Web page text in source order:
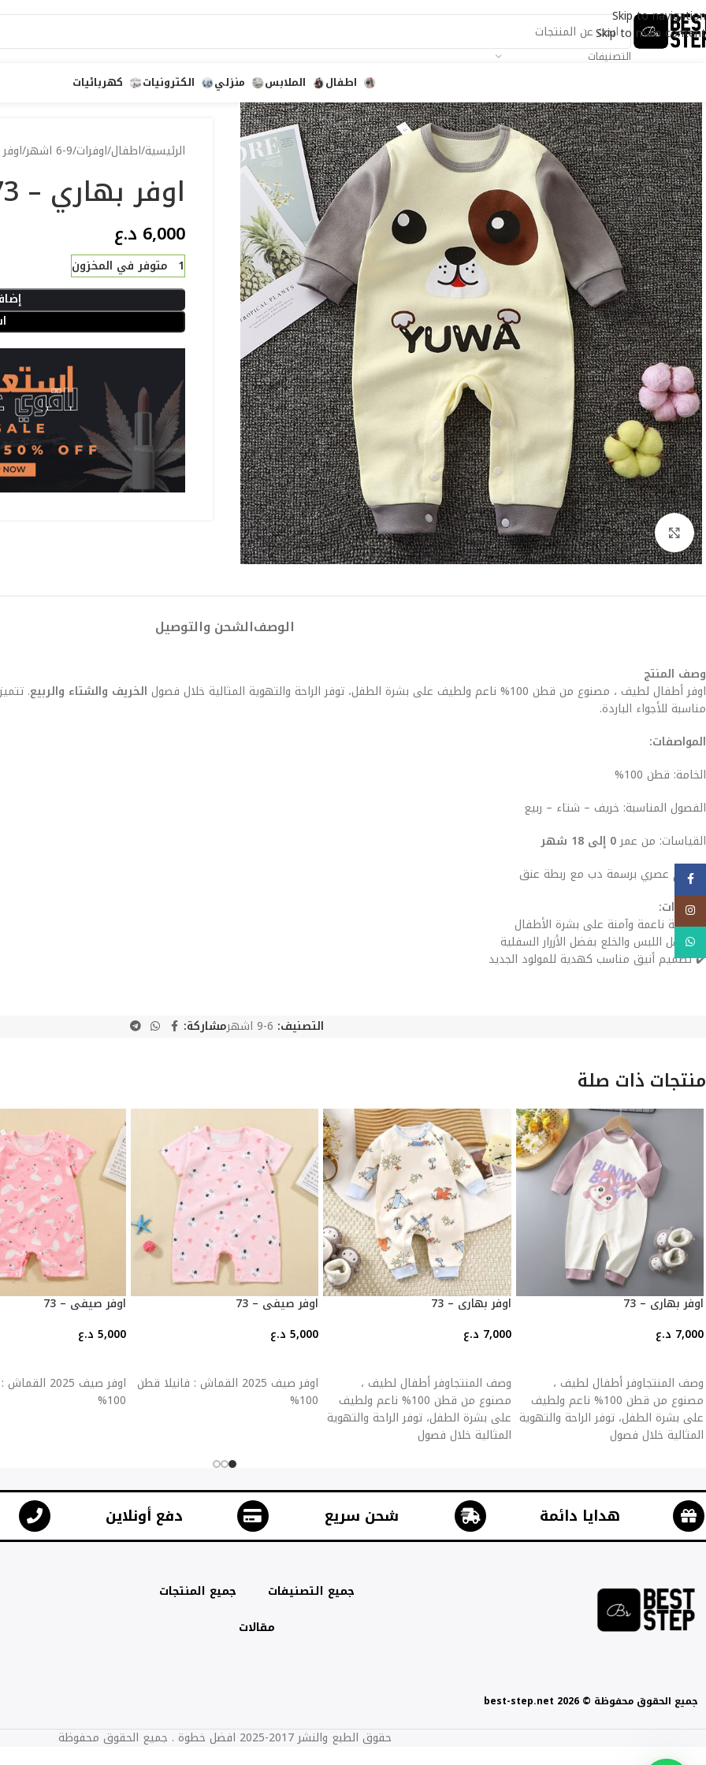
Skip to navigation
Skip to main content
التصنيفات
اطفال
الملابس منزلي الكترونيات كهربائيات
Click to enlarge
الرئيسية اطفالاوفرات 6-9 اشهر اوفر
اوفر بهاري – 73
6,000 د.ع
1 متوفر في المخزون
الوصفالشحن والتوصيل
وصف المنتج
اوفر أطفال لطيف ، مصنوع من قطن 100% ناعم ولطيف على بشرة الطفل، توفر الراحة والتهوية المثالية خلال فصول
الخريف والشتاء والربيع.
مناسبة للأجواء الباردة.
المواصفات:
الخامة: قطن 100%
الفصول المناسبة: خريف – شتاء – ربيع
القياسات: من عمر0 إلى 18 شهر
تصميم عصري برسمة دب مع ربطة عنق
المميزات:
✔️ خامة ناعمة وآمنة على بشرة الأطفال
✔️ سهل اللبس والخلع بفضل الأزرار السفلية
✔️ تصميم أنيق مناسب كهدية للمولود الجديد
التصنيف: 6-9 اشهر مشاركة:
منتجات ذات صلة
اوفر بهاري – 73
7,000 د.ع
وصف المنتجاوفر أطفال لطيف ،
مصنوع من قطن 100% ناعم ولطيف
على بشرة الطفل، توفر الراحة والتهوية
المثالية خلال فصول
اوفر بهاري – 73
7,000 د.ع
وصف المنتجاوفر أطفال لطيف ،
مصنوع من قطن 100% ناعم ولطيف
على بشرة الطفل، توفر الراحة والتهوية
المثالية خلال فصول
اوفر صيفي – 73
5,000 د.ع
اوفر صيف 2025 القماش : فانيلا قطن
100%
اوفر صيفي – 73
5,000 د.ع
اوفر صيف 2025
100%
هدايا دائمة شحن سريع دفع أونلاين
جميع التصنيفات
جميع المنتجات
مقالات
جميع الحقوق محفوظة © best-step.net 2026
حقوق الطبع والنشر 2017-2025 افضل خطوة . جميع الحقوق محفوظة
فيسبوك
Instagram
WhatsApp